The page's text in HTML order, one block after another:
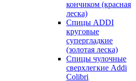
кончиком (красная
леска)
Спицы ADDI
круговые
супергладкие
(золотая леска)
Спицы чулочные
сверхлегкие Addi
Colibri